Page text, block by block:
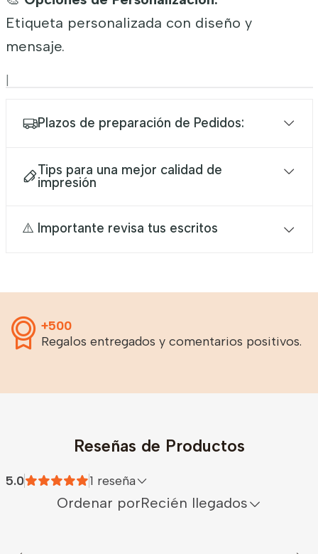
Etiqueta personalizada con diseño y
mensaje.
Plazos de preparación de Pedidos:
Tips para una mejor calidad de
impresión
⚠️ Importante revisa tus escritos
+500
Regalos entregados y comentarios positivos.
Reseñas de Productos
5.0 1 reseña
Ordenar porRecién llegados